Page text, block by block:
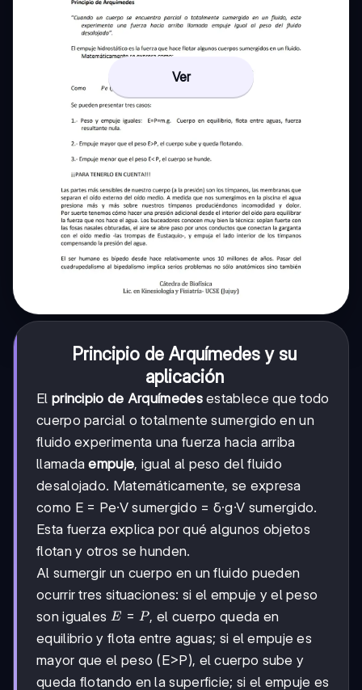
Ver
Principio de Arquímedes y su
aplicación
El principio de Arquímedesestablece que todo
cuerpo parcial o totalmente sumergido en un
fluido experimenta una fuerza hacia arriba
llamadaempuje, igual al peso del fluido
desalojado. Matemáticamente, se expresa
como E = Pe·V sumergido = δ·g·V sumergido.
Esta fuerza explica por qué algunos objetos
flotan y otros se hunden.
Al sumergir un cuerpo en un fluido pueden
ocurrir tres situaciones: si el empuje y el peso
son iguales E=P
E = P, el cuerpo queda en
equilibrio y flota entre aguas; si el empuje es
mayor que el peso (E>P), el cuerpo sube y
queda flotando en la superficie; si el empuje es